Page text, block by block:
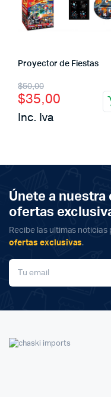
Proyector de Fiestas
$50,00
$35,00
Inc. Iva
Únete a
ofertas
Recibe las ultimas
ofertas exclusivas.